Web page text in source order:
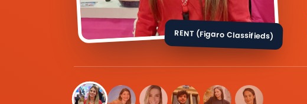
RENT (Figaro Classifieds)